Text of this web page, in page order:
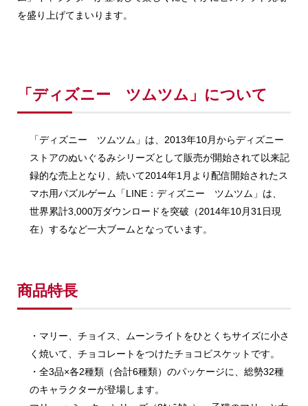
を盛り上げてまいります。
「ディズニー ツムツム」について
「ディズニー ツムツム」は、2013年10月からディズニー
ストアのぬいぐるみシリーズとして販売が開始されて以来記
録的な売上となり、続いて2014年1月より配信開始されたス
マホ用パズルゲーム「LINE：ディズニー ツムツム」は、
世界累計3,000万ダウンロードを突破（2014年10月31日現
在）するなど一大ブームとなっています。
商品特長
・マリー、チョイス、ムーンライトをひとくちサイズに小さ
く焼いて、チョコレートをつけたチョコビスケットです。
・全3品×各2種類（合計6種類）のパッケージに、総勢32種
のキャラクターが登場します。